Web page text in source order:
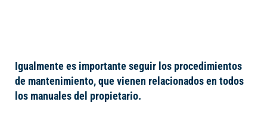
Igualmente es importante seguir los procedimientos
de mantenimiento, que vienen relacionados en todos
los manuales del propietario.